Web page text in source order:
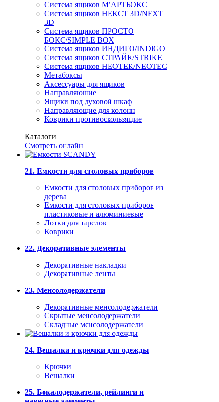
Система ящиков М’АРТБОКС
Система ящиков НЕКСТ 3D/NEXT
3D
Система ящиков ПРОСТО
БОКС/SIMPLE BOX
Система ящиков ИНДИГО/INDIGO
Система ящиков СТРАЙК/STRIKE
Система ящиков НЕОТЕК/NEOTEC
Метабоксы
Аксессуары для ящиков
Направляющие
Ящики под духовой шкаф
Направляющие для колонн
Коврики противоскользящие
Каталоги
Смотреть онлайн
21. Емкости для столовых приборов
Емкости для столовых приборов из
дерева
Емкости для столовых приборов
пластиковые и алюминиевые
Лотки для тарелок
Коврики
22. Декоративные элементы
Декоративные накладки
Декоративные ленты
23. Менсолодержатели
Декоративные менсолодержатели
Скрытые менсолодержатели
Складные менсолодержатели
24. Вешалки и крючки для одежды
Крючки
Вешалки
25. Бокалодержатели, рейлинги и